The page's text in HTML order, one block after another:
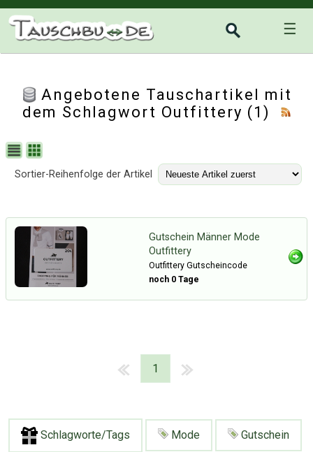
☰
Angebotene Tauschartikel mit
dem Schlagwort Outfittery (1)
Sortier-Reihenfolge der Artikel
Gutschein Männer Mode
Outfittery
Outfittery Gutscheincode
noch 0 Tage
1
Schlagworte/Tags Mode Gutschein